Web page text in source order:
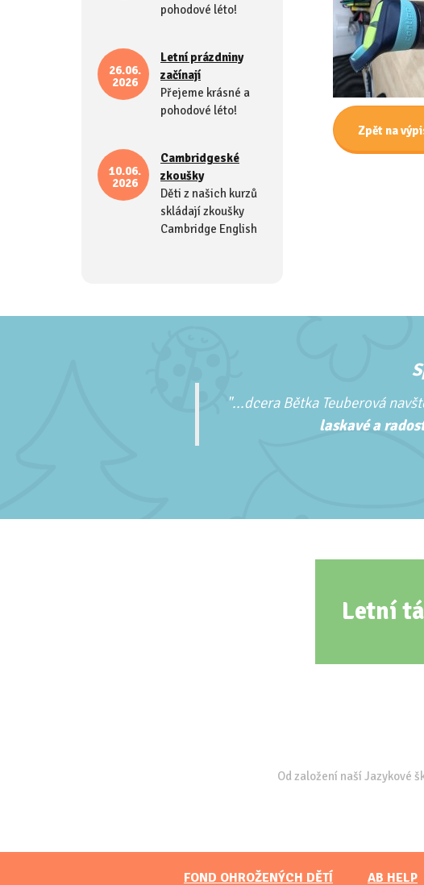
Zpět na
pohodové léto!
26.06.
2026
Letní prázdniny
začínají
Přejeme krásné a
pohodové léto!
10.06.
2026
Cambridgeské
zkoušky
Děti z našich kurzů
skládají zkoušky
Cambridge English
"...dcera Bětka Teuberová
laskavé a
Letní
Od založení naší Jazykové
FOND OHROŽENÝCH DĚTÍ AB HELP